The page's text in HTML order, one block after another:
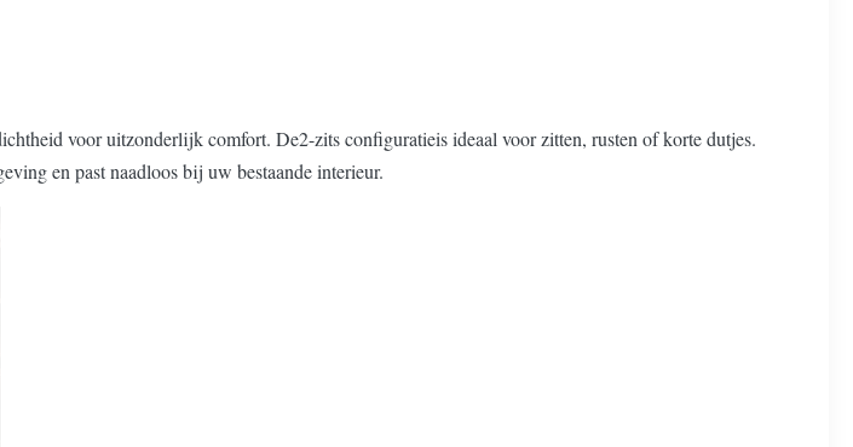
voor uitzonderlijk comfort. De2-zits configuratieis ideaal voor zitten, rusten of korte dutjes.
en past naadloos bij uw bestaande interieur.